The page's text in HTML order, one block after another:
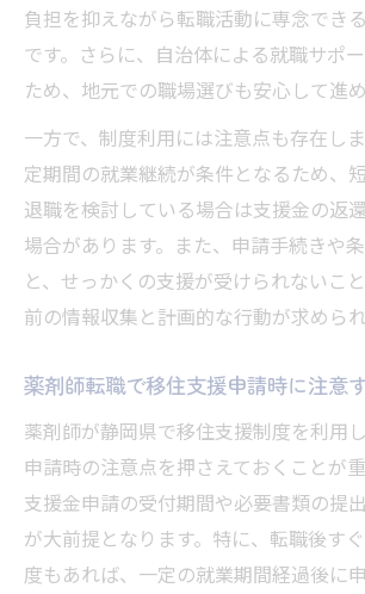
負担を抑えながら転職活動に専念でき
です。さらに、自治体による就職サポ
ため、地元での職場選びも安心して進め
一方で、制度利用には注意点も存在し
定期間の就業継続が条件となるため、
退職を検討している場合は支援金の返
場合があります。また、申請手続きや
と、せっかくの支援が受けられないこ
前の情報収集と計画的な行動が求められ
薬剤師転職で移住支援申請時に注意
薬剤師が静岡県で移住支援制度を利用
申請時の注意点を押さえておくことが重
支援金申請の受付期間や必要書類の提
が大前提となります。特に、転職後す
度もあれば、一定の就業期間経過後に